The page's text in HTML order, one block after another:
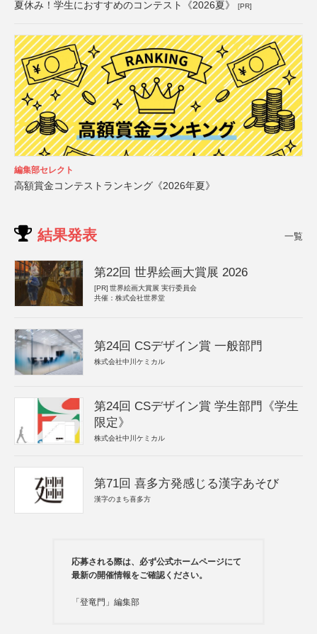
夏休み！学生におすすめのコンテスト《2026夏》 [PR]
編集部セレクト
高額賞金コンテストランキング《2026年夏》
結果発表 一覧
第22回 世界絵画大賞展 2026
[PR] 世界絵画大賞展 実行委員会
共催：株式会社世界堂
第24回 CSデザイン賞 一般部門
株式会社中川ケミカル
第24回 CSデザイン賞 学生部門《学生
限定》
株式会社中川ケミカル
第71回 喜多方発感じる漢字あそび
漢字のまち喜多方
応募される際は、必ず公式ホームページにて
最新の開催情報をご確認ください。
「登竜門」編集部